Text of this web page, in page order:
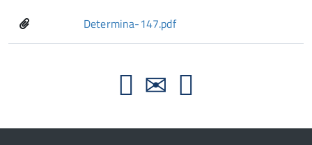
Determina-147.pdf